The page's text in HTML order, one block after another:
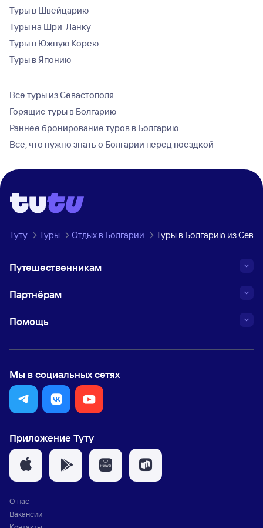
Туры в Швейцарию
Туры на Шри-Ланку
Туры в Южную Корею
Туры в Японию
Все туры из Севастополя
Горящие туры в Болгарию
Раннее бронирование туров в Болгарию
Все, что нужно знать о Болгарии перед поездкой
Туту Туры Отдых в Болгарии Туры в Болгарию из
Путешественникам
Партнёрам
Помощь
Мы в социальных сетях
Приложение Туту
О нас
Вакансии